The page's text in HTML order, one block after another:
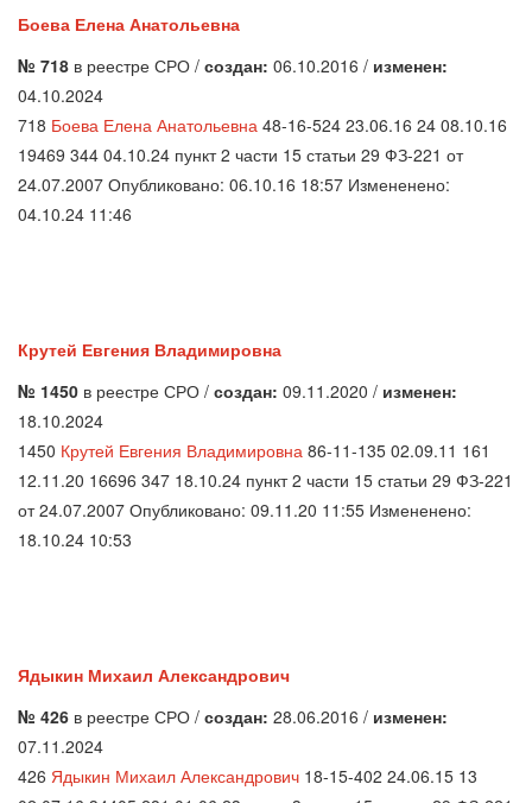
Боева Елена Анатольевна
№ 718 в реестре СРО / создан: 06.10.2016 / изменен:
04.10.2024
718 Боева Елена Анатольевна 48-16-524 23.06.16 24 08.10.16
19469 344 04.10.24 пункт 2 части 15 статьи 29 ФЗ-221 от
24.07.2007 Опубликовано: 06.10.16 18:57 Измененено:
04.10.24 11:46
Крутей Евгения Владимировна
№ 1450 в реестре СРО / создан: 09.11.2020 / изменен:
18.10.2024
1450 Крутей Евгения Владимировна 86-11-135 02.09.11 161
12.11.20 16696 347 18.10.24 пункт 2 части 15 статьи 29 ФЗ-221
от 24.07.2007 Опубликовано: 09.11.20 11:55 Измененено:
18.10.24 10:53
Ядыкин Михаил Александрович
№ 426 в реестре СРО / создан: 28.06.2016 / изменен:
07.11.2024
426 Ядыкин Михаил Александрович 18-15-402 24.06.15 13